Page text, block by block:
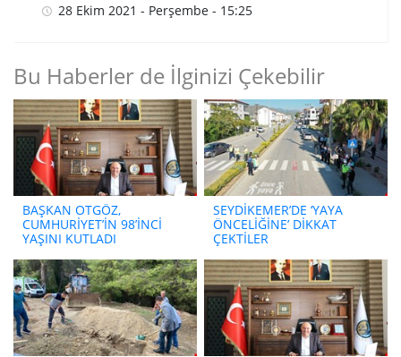
28 Ekim 2021 - Perşembe - 15:25
Bu Haberler de İlginizi Çekebilir
BAŞKAN OTGÖZ,
CUMHURİYET’İN 98’İNCİ
YAŞINI KUTLADI
SEYDİKEMER’DE ‘YAYA
ÖNCELİĞİNE’ DİKKAT
ÇEKTİLER